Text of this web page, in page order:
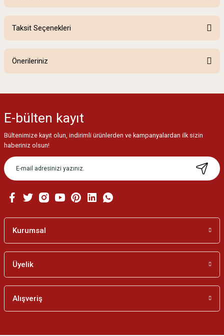
Bu ürüne ilk yorumu siz yapın!
Taksit Seçenekleri
Önerileriniz
Görüş ve önerileriniz için teşekkür ederiz.
Ürün resmi kalitesiz, bozuk veya görüntülenemiyor.
Ürün açıklamasında eksik bilgiler bulunuyor.
Ürün bilgilerinde hatalar bulunuyor.
Bu ürüne benzer farklı alternatifler olmalı.
E-bülten kayıt
Bültenimize kayıt olun, indirimli ürünlerden ve kampanyalardan ilk sizin
haberiniz olsun!
Kurumsal
Üyelik
Alışveriş